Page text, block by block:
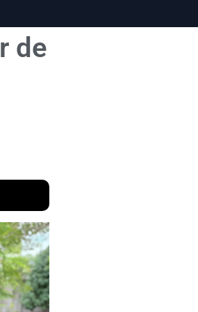
de